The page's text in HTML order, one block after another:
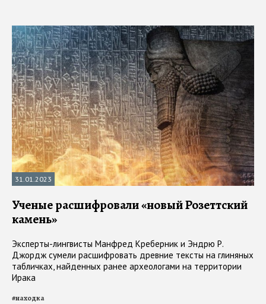
31.01.2023
Ученые расшифровали «новый Розеттский
камень»
Эксперты-лингвисты Манфред Креберник и Эндрю Р.
Джордж сумели расшифровать древние тексты на глиняных
табличках, найденных ранее археологами на территории
Ирака
#находка